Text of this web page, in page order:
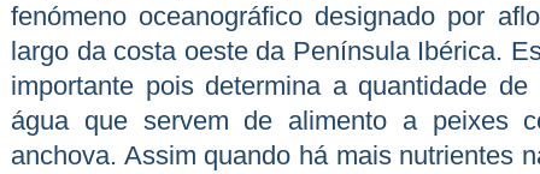
fenómeno oceanográfico designado por
largo da costa oeste da Península Ibérica.
importante pois determina a quantidade
água que servem de alimento a peixes
anchova. Assim quando há mais nutrientes